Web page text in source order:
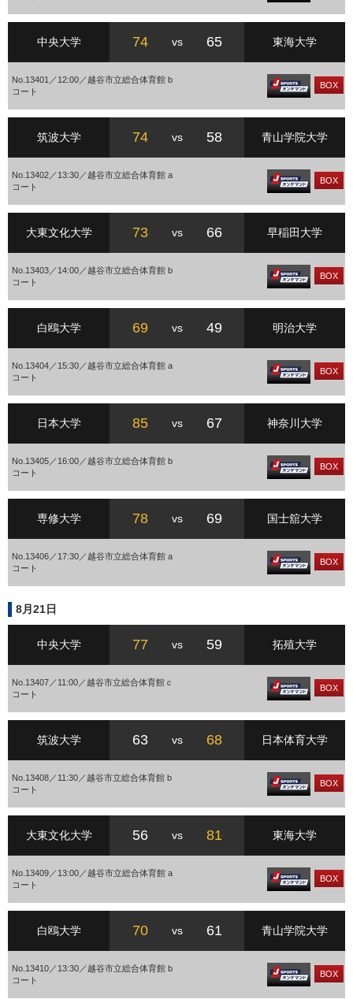
中央大学 74 vs 65 東海大学
No.13401／12:00／越谷市立総合体育館 b
コート
BOX
筑波大学 74 vs 58 青山学院大学
No.13402／13:30／越谷市立総合体育館 a
コート
BOX
大東文化大学 73 vs 66 早稲田大学
No.13403／14:00／越谷市立総合体育館 b
コート
BOX
白鴎大学 69 vs 49 明治大学
No.13404／15:30／越谷市立総合体育館 a
コート
BOX
日本大学 85 vs 67 神奈川大学
No.13405／16:00／越谷市立総合体育館 b
コート
BOX
専修大学 78 vs 69 国士舘大学
No.13406／17:30／越谷市立総合体育館 a
コート
BOX
8月21日
中央大学 77 vs 59 拓殖大学
No.13407／11:00／越谷市立総合体育館ｃ
コート
BOX
筑波大学 63 vs 68 日本体育大学
No.13408／11:30／越谷市立総合体育館 b
コート
BOX
大東文化大学 56 vs 81 東海大学
No.13409／13:00／越谷市立総合体育館 a
コート
BOX
白鴎大学 70 vs 61 青山学院大学
No.13410／13:30／越谷市立総合体育館 b
コート
BOX